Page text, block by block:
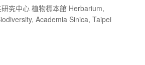
究中心 植物標本館 Herbarium,
Academia Sinica, Taipei